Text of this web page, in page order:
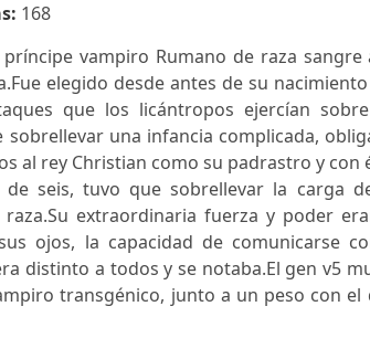
168
vampiro Rumano de raza
elegido desde antes de su
que los licántropos ejercían
sobrellevar una infancia complicada,
al rey Christian como su padrastro y con
seis, tuvo que sobrellevar la carga
extraordinaria fuerza y poder
ojos, la capacidad de comunicarse
distinto a todos y se notaba.El gen v5
transgénico, junto a un peso con el